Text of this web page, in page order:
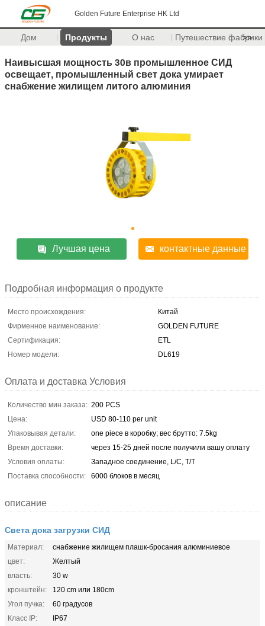
Golden Future Enterprise HK Ltd
Дом Продукты О нас Путешествие фабрики
>>
Наивысшая мощность 30в промышленное СИД
освещает, промышленный свет дока умирает
снабжение жилищем литого алюминия
Лучшая цена контактные данные
Подробная информация о продукте
Место происхождения:
Китай
Фирменное наименование:
GOLDEN FUTURE
Сертификация:
ETL
Номер модели:
DL619
Оплата и доставка Условия
Количество мин заказа: 200 PCS
Цена:
USD 80-110 per unit
Упаковывая детали:
one piece в коробку; вес брутто: 7.5kg
Время доставки:
через 15-25 дней после получили вашу оплату
Условия оплаты:
Западное соединение, L/C, T/T
Поставка способности:
6000 блоков в месяц
описание
Света дока загрузки СИД
Материал:
снабжение жилищем плашк-бросания алюминиевое
цвет:
Желтый
власть:
30 w
кронштейн:
120 cm или 180cm
Угол пучка:
60 градусов
Класс IP:
IP67